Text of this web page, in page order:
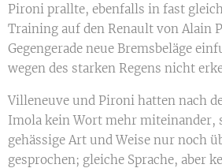
Pironi prallte, ebenfalls in fast
Training auf den Renault von Alain
Gegengerade neue Bremsbeläge
wegen des starken Regens nicht
Villeneuve und Pironi hatten nach
Imola kein Wort mehr miteinander,
gehässige Art und Weise nur noch
gesprochen; gleiche Sprache, aber